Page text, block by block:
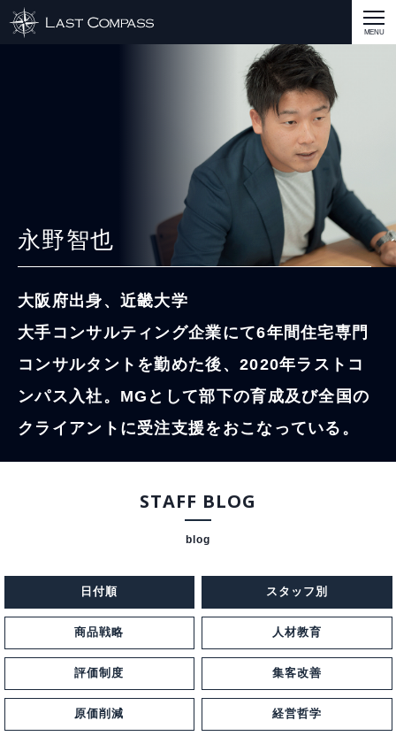
SEMINAR
すべての説明会情報
事業開発に関して
人材に関して
集客に関して
営業に関して
コストに関して
RECRUIT
INQUERY
COMPASS PORT
永野智也
大阪府出身、近畿大学
大手コンサルティング企業にて6年間住宅専門
コンサルタントを勤めた後、2020年ラストコ
ンパス入社。MGとして部下の育成及び全国の
クライアントに受注支援をおこなっている。
STAFF BLOG
日付順 スタッフ別
商品戦略 人材教育
評価制度 集客改善
原価削減 経営哲学